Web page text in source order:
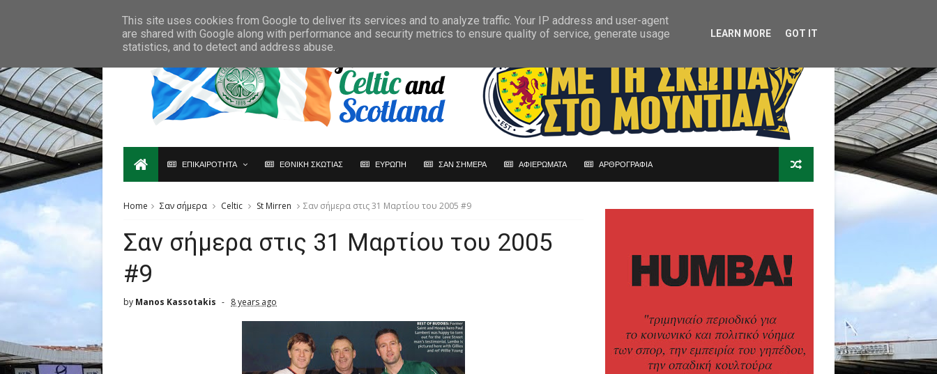
ΕΠΙΚΑΙΡΟΤΗΤΑ ΕΘΝΙΚΗ ΣΚΩΤΙΑΣ ΕΥΡΩΠΗ ΣΑΝ ΣΗΜΕΡΑ ΑΦΙΕΡΩΜΑΤΑ ΑΡΘΡΟΓΡΑΦΙΑ
Home Σαν σήμερα Celtic St Mirren Σαν σήμερα στις 31 Μαρτίου του 2005 #9
Σαν σήμερα στις 31 Μαρτίου του 2005
#9
by Manos Kassotakis 8 years ago
This site uses cookies from Google to deliver its services and to analyze traffic. Your IP address and user-agent
are shared with Google along with performance and security metrics to ensure quality of service, generate usage
statistics, and to detect and address abuse.
LEARN MORE GOT IT